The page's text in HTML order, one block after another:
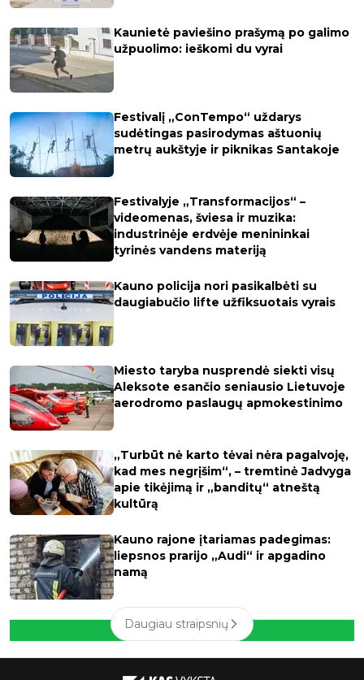
Kaunietė paviešino prašymą po galimo
užpuolimo: ieškomi du vyrai
Festivalį „ConTempo“ uždarys
sudėtingas pasirodymas aštuonių
metrų aukštyje ir piknikas Santakoje
Festivalyje „Transformacijos“ –
videomenas, šviesa ir muzika:
industrinėje erdvėje menininkai
tyrinės vandens materiją
Kauno policija nori pasikalbėti su
daugiabučio lifte užfiksuotais vyrais
Miesto taryba nusprendė siekti visų
Aleksote esančio seniausio Lietuvoje
aerodromo paslaugų apmokestinimo
„Turbūt nė karto tėvai nėra pagalvoję,
kad mes negrįšim“, – tremtinė Jadvyga
apie tikėjimą ir „banditų“ atneštą
kultūrą
Kauno rajone įtariamas padegimas:
liepsnos prarijo „Audi“ ir apgadino
namą
Daugiau straipsnių